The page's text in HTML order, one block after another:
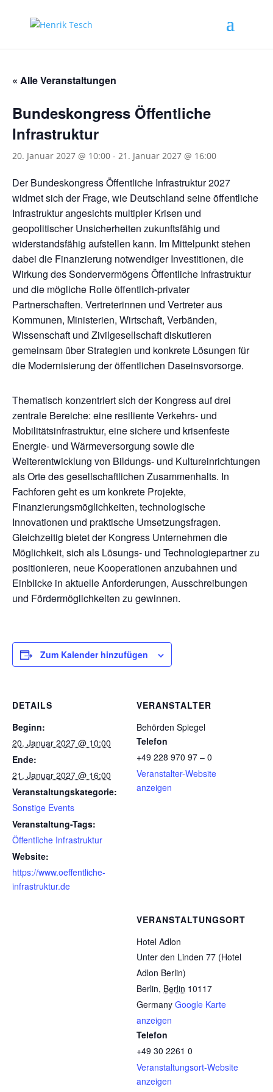
« Alle Veranstaltungen
Bundeskongress Öffentliche
Infrastruktur
20. Januar 2027 @ 10:00 - 21. Januar 2027 @ 16:00
Der Bundeskongress Öffentliche Infrastruktur 2027
widmet sich der Frage, wie Deutschland seine öffentliche
Infrastruktur angesichts multipler Krisen und
geopolitischer Unsicherheiten zukunftsfähig und
widerstandsfähig aufstellen kann. Im Mittelpunkt stehen
dabei die Finanzierung notwendiger Investitionen, die
Wirkung des Sondervermögens Öffentliche Infrastruktur
und die mögliche Rolle öffentlich-privater
Partnerschaften. Vertreterinnen und Vertreter aus
Kommunen, Ministerien, Wirtschaft, Verbänden,
Wissenschaft und Zivilgesellschaft diskutieren
gemeinsam über Strategien und konkrete Lösungen für
die Modernisierung der öffentlichen Daseinsvorsorge.
Thematisch konzentriert sich der Kongress auf drei
zentrale Bereiche: eine resiliente Verkehrs- und
Mobilitätsinfrastruktur, eine sichere und krisenfeste
Energie- und Wärmeversorgung sowie die
Weiterentwicklung von Bildungs- und Kultureinrichtungen
als Orte des gesellschaftlichen Zusammenhalts. In
Fachforen geht es um konkrete Projekte,
Finanzierungsmöglichkeiten, technologische
Innovationen und praktische Umsetzungsfragen.
Gleichzeitig bietet der Kongress Unternehmen die
Möglichkeit, sich als Lösungs- und Technologiepartner zu
positionieren, neue Kooperationen anzubahnen und
Einblicke in aktuelle Anforderungen, Ausschreibungen
und Fördermöglichkeiten zu gewinnen.
Zum Kalender hinzufügen
DETAILS
Beginn:
20. Januar 2027 @ 10:00
Ende:
21. Januar 2027 @ 16:00
Veranstaltungskategorie:
Sonstige Events
Veranstaltung-Tags:
Öffentliche Infrastruktur
Website:
https://www.oeffentliche-
infrastruktur.de
VERANSTALTER
Behörden Spiegel
Telefon
+49 228 970 97 – 0
Veranstalter-Website
anzeigen
VERANSTALTUNGSORT
Hotel Adlon
Unter den Linden 77 (Hotel
Adlon Berlin)
Berlin, Berlin 10117
Germany Google Karte
anzeigen
Telefon
+49 30 2261 0
Veranstaltungsort-Website
anzeigen